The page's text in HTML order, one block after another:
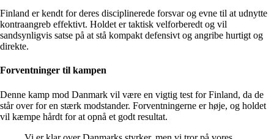
Finland er kendt for deres disciplinerede forsvar og evne til at udnytte
kontraangreb effektivt. Holdet er taktisk velforberedt og vil
sandsynligvis satse på at stå kompakt defensivt og angribe hurtigt og
direkte.
Forventninger til kampen
Denne kamp mod Danmark vil være en vigtig test for Finland, da de
står over for en stærk modstander. Forventningerne er høje, og holdet
vil kæmpe hårdt for at opnå et godt resultat.